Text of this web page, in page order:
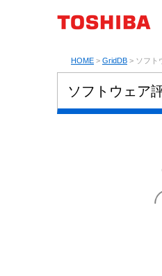
HOME > GridDB > ソフト
ソフトウェア